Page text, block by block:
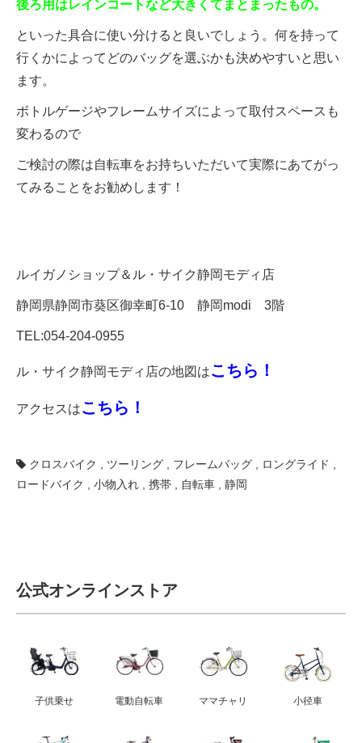
後ろ用はレインコートなど大きくてまとまったもの。
といった具合に使い分けると良いでしょう。何を持って
行くかによってどのバッグを選ぶかも決めやすいと思い
ます。
ボトルゲージやフレームサイズによって取付スペースも
変わるので
ご検討の際は自転車をお持ちいただいて実際にあてがっ
てみることをお勧めします！
ルイガノショップ＆ル・サイク静岡モディ店
静岡県静岡市葵区御幸町6-10 静岡modi 3階
TEL:054-204-0955
ル・サイク静岡モディ店の地図はこちら！
アクセスはこちら！
クロスバイク ツーリング フレームバッグ ロングライド
ロードバイク
小物入れ 携帯 自転車 静岡
公式オンラインストア
子供乗せ 電動自転車 ママチャリ 小径車